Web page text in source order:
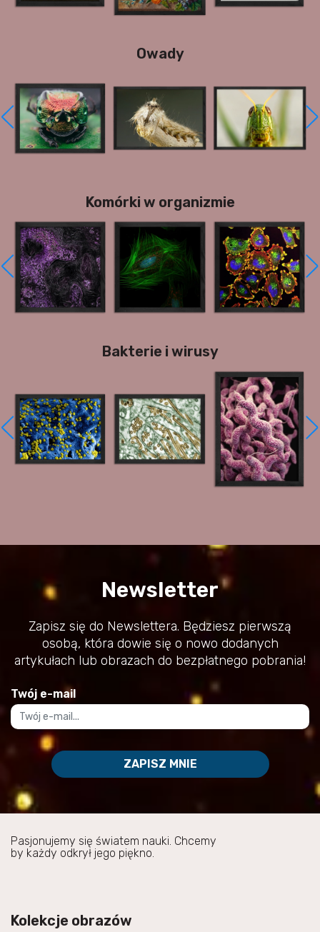
Owady
Komórki w organizmie
Bakterie i wirusy
Newsletter
Zapisz się do Newslettera. Będziesz pierwszą
osobą, która dowie się o nowo dodanych
artykułach lub obrazach do bezpłatnego pobrania!
Twój e-mail
ZAPISZ MNIE
Pasjonujemy się światem nauki. Chcemy
by każdy odkrył jego piękno.
Kolekcje obrazów